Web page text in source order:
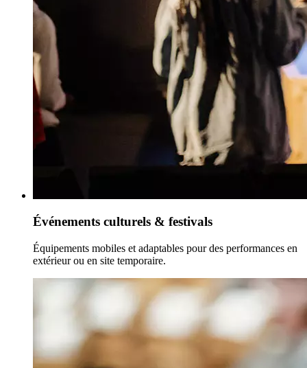
Événements culturels & festivals
Équipements mobiles et adaptables pour des performances en
extérieur ou en site temporaire.